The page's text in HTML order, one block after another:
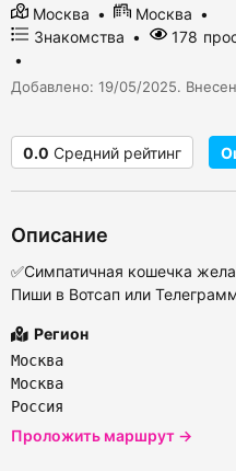
Москва
Москва
Знакомства
178
Добавлено: 19/05/2025.
0.0 Средний рейтинг
Описание
✅Симпатичная кошечка
Пиши в Вотсап или
Регион
Москва
Москва
Россия
Проложить маршрут →